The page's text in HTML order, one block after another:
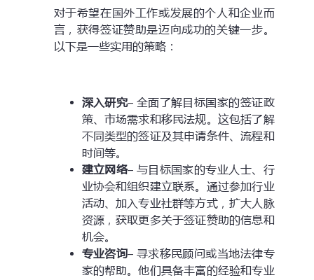
对于希望在国外工作或发展的个人和企业而
言，获得签证赞助是迈向成功的关键一步。
以下是一些实用的策略：
深入研究– 全面了解目标国家的签证政
策、市场需求和移民法规。这包括了解
不同类型的签证及其申请条件、流程和
时间等。
建立网络– 与目标国家的专业人士、行
业协会和组织建立联系。通过参加行业
活动、加入专业社群等方式，扩大人脉
资源，获取更多关于签证赞助的信息和
机会。
专业咨询– 寻求移民顾问或当地法律专
家的帮助。他们具备丰富的经验和专业